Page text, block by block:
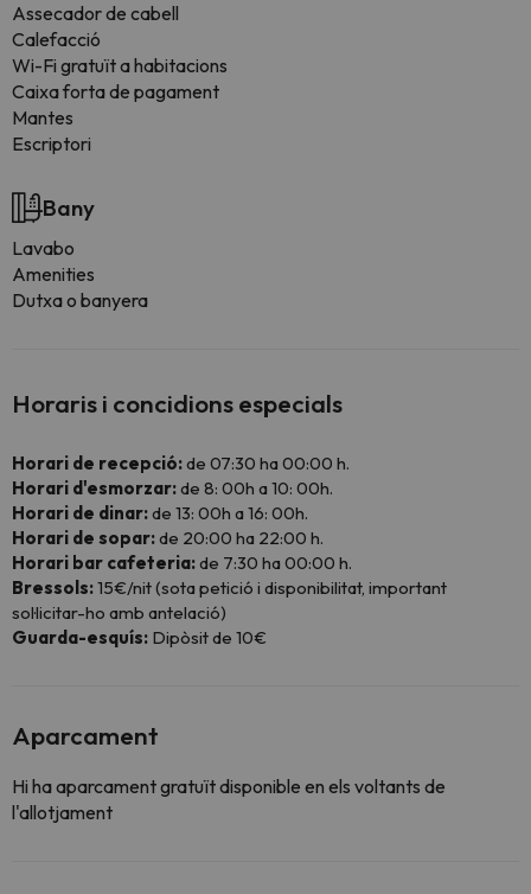
Assecador de cabell
Calefacció
Wi-Fi gratuït a habitacions
Caixa forta de pagament
Mantes
Escriptori
Bany
Lavabo
Amenities
Dutxa o banyera
Horaris i concidions especials
Horari de recepció:de 07:30 ha 00:00 h.
Horari d'esmorzar:de 8: 00h a 10: 00h.
Horari de dinar:de 13: 00h a 16: 00h.
Horari de sopar:de 20:00 ha 22:00 h.
Horari bar cafeteria:de 7:30 ha 00:00 h.
Bressols:15€/nit (sota petició i disponibilitat, important
sol·licitar-ho amb antelació)
Guarda-esquís: Dipòsit de 10€
Aparcament
Hi ha aparcament gratuït disponible en els voltants de
l'allotjament